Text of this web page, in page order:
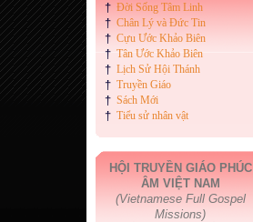
† Đời Sống Tâm Linh
† Chân Lý và Đức Tin
† Cựu Ước Khảo Biên
† Tân Ước Khảo Biên
† Lịch Sử Hội Thánh
† Truyền Giáo
† Sách Mới
† Tiểu sử nhân vật
HỘI TRUYỀN GIÁO PHÚC
ÂM VIỆT NAM
(Vietnamese Full Gospel
Missions)